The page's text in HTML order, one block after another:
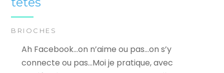
BRIOCHES
Ah Facebook…on n’aime ou pas…on s’y
connecte ou pas…Moi je pratique, avec